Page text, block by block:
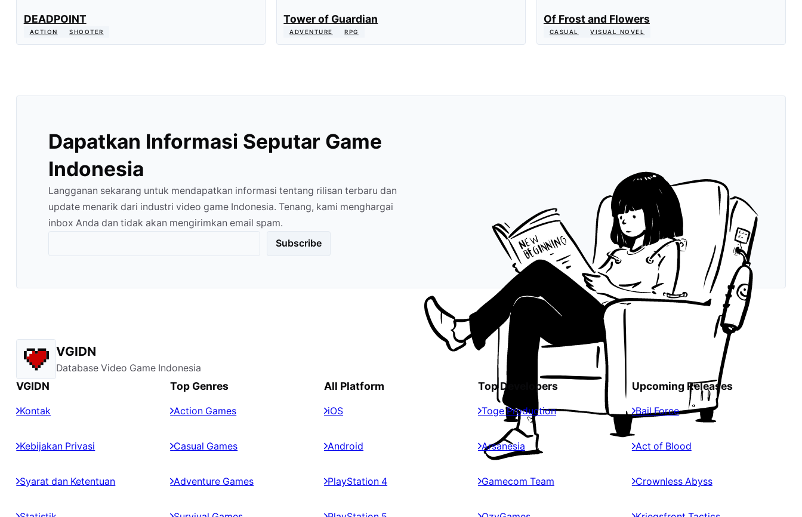
DEADPOINT
ACTION SHOOTER
Tower of Guardian
ADVENTURE RPG
Of Frost and Flowers
CASUAL VISUAL NOVEL
Dapatkan Informasi Seputar Game
Indonesia
Langganan sekarang untuk mendapatkan informasi tentang rilisan terbaru dan
update menarik dari industri video game Indonesia. Tenang, kami menghargai
inbox Anda dan tidak akan mengirimkan email spam.
VGIDN
Database Video Game Indonesia
VGIDN
Kontak
Kebijakan Privasi
Syarat dan Ketentuan
Top Genres
Action Games
Casual Games
Adventure Games
All Platform
iOS
Android
PlayStation 4
Top Developers
Toge Production
Arsanesia
Gamecom Team
Upcoming Releases
Bail Force
Act of Blood
Crownless Abyss